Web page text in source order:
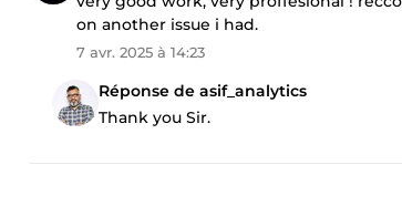
on another issue i had.
7 avr. 2025 à 14:23
Réponse de asif_analytics
Thank you Sir.